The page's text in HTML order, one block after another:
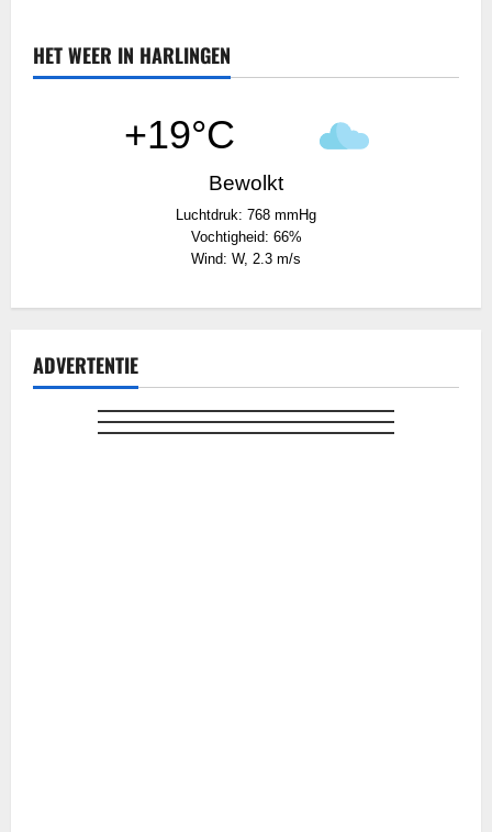
HET WEER IN HARLINGEN
+19°C
Bewolkt
Luchtdruk: 768 mmHg
Vochtigheid: 66%
Wind: W, 2.3 m/s
ADVERTENTIE